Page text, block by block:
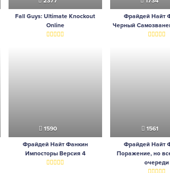
Fall Guys: Ultimate Knockout
Online
Фрайдей Найт
Черный
1590
Фрайдей Найт Фанкин
Импосторы Версия 4
1561
Фрайдей Найт
Поражение, но
очереди